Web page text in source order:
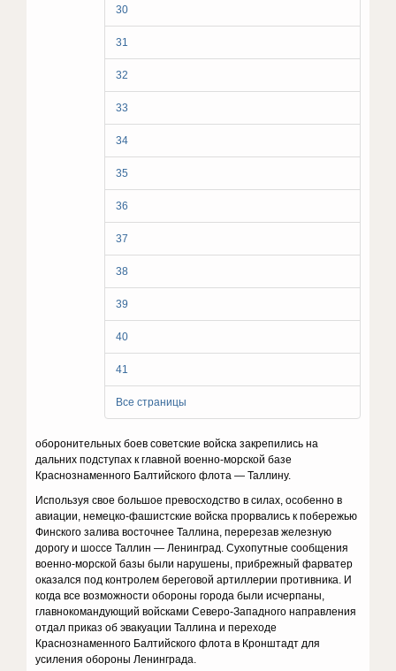
30
31
32
33
34
35
36
37
38
39
40
41
Все страницы
оборонительных боев советские войска закрепились на
дальних подступах к главной военно-морской базе
Краснознаменного Балтийского флота — Таллину.
Используя свое большое превосходство в силах, особенно в
авиации, немецко-фашистские войска прорвались к побережью
Финского залива восточнее Таллина, перерезав железную
дорогу и шоссе Таллин — Ленинград. Сухопутные сообщения
военно-морской базы были нарушены, прибрежный фарватер
оказался под контролем береговой артиллерии противника. И
когда все возможности обороны города были исчерпаны,
главнокомандующий войсками Северо-Западного направления
отдал приказ об эвакуации Таллина и переходе
Краснознаменного Балтийского флота в Кронштадт для
усиления обороны Ленинграда.